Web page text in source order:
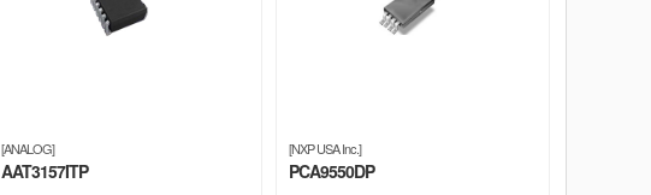
[ANALOG]
AAT3157ITP
[NXP USA Inc.]
PCA9550DP